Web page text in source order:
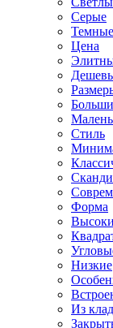
Серые
Темные
Цена
Стиль
Форма
Низкие
Из